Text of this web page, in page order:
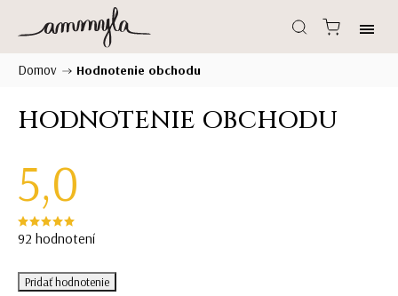
Domov / Hodnotenie obchodu
HODNOTENIE OBCHODU
5,0
92 hodnotení
Pridať hodnotenie